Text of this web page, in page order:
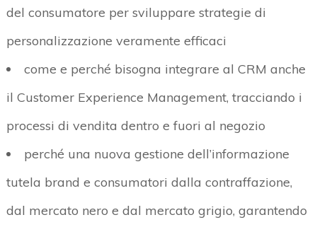
del consumatore per sviluppare strategie di
personalizzazione veramente efficaci
come e perché bisogna integrare al CRM anche
il Customer Experience Management, tracciando i
processi di vendita dentro e fuori al negozio
perché una nuova gestione dell’informazione
tutela brand e consumatori dalla contraffazione,
dal mercato nero e dal mercato grigio, garantendo